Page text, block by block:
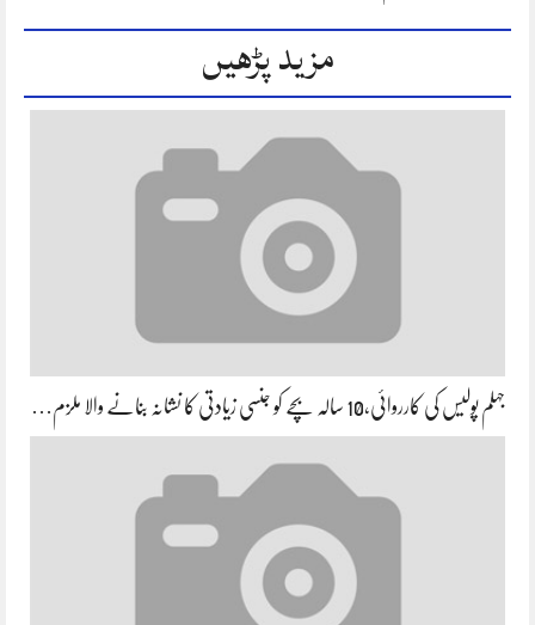
مزید پڑھیں
جہلم پولیس کی کارروائی،10 سالہ بچے کو جنسی زیادتی کا نشانہ بنانے والا ملزم…